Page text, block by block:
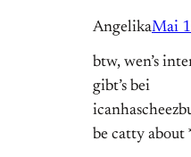
AngelikaMai
btw, wen’s
gibt’s bei
be catty about